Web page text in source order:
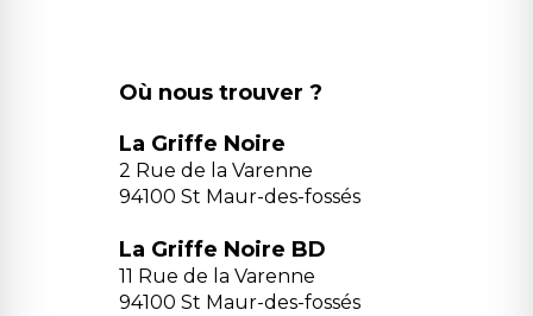
Où nous trouver ?
La Griffe Noire
2 Rue de la Varenne
94100 St Maur-des-fossés
La Griffe Noire BD
11 Rue de la Varenne
94100 St Maur-des-fossés